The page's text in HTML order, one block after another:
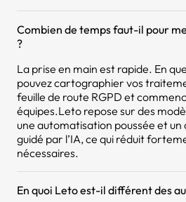
Combien de temps faut-il pour
?
La prise en main est rapide. En
pouvez cartographier vos
feuille de route RGPD et
équipes.Leto repose sur des
une automatisation poussée et
guidé par l’IA, ce qui réduit
nécessaires.
En quoi Leto est-il différent des